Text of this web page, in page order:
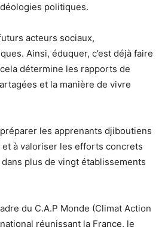
politiques.
acteurs sociaux,
Ainsi, éduquer, c’est déjà faire
détermine les rapports de
et la manière de vivre
les apprenants djiboutiens
et à valoriser les efforts concrets
plus de vingt établissements
du C.A.P Monde (Climat Action
réunissant la France, le